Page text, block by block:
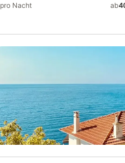
pro Nacht
ab